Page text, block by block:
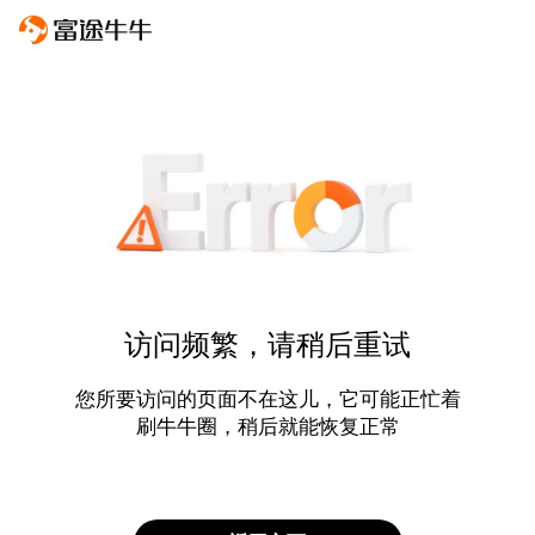
访问频繁，请稍后重试
您所要访问的页面不在这儿，它可能正忙着
刷牛牛圈，稍后就能恢复正常